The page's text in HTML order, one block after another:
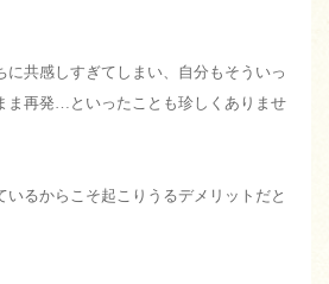
に共感しすぎてしまい、自分もそういっ
ま再発…といったことも珍しくありませ
いるからこそ起こりうるデメリットだと